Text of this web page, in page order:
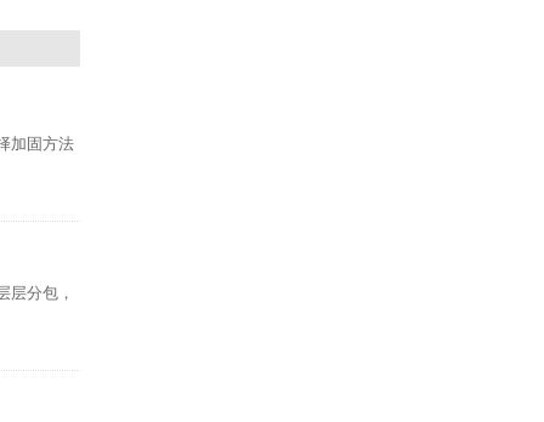
加固方法
层分包，